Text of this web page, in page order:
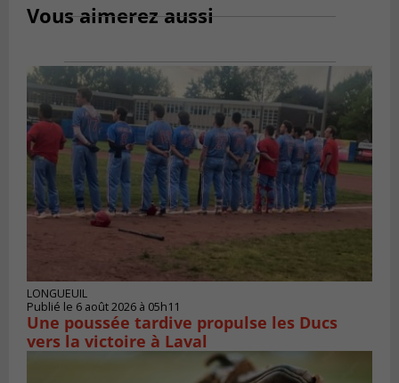
Vous aimerez aussi
LONGUEUIL
Publié le 6 août 2026 à 05h11
Une poussée tardive propulse les Ducs
vers la victoire à Laval